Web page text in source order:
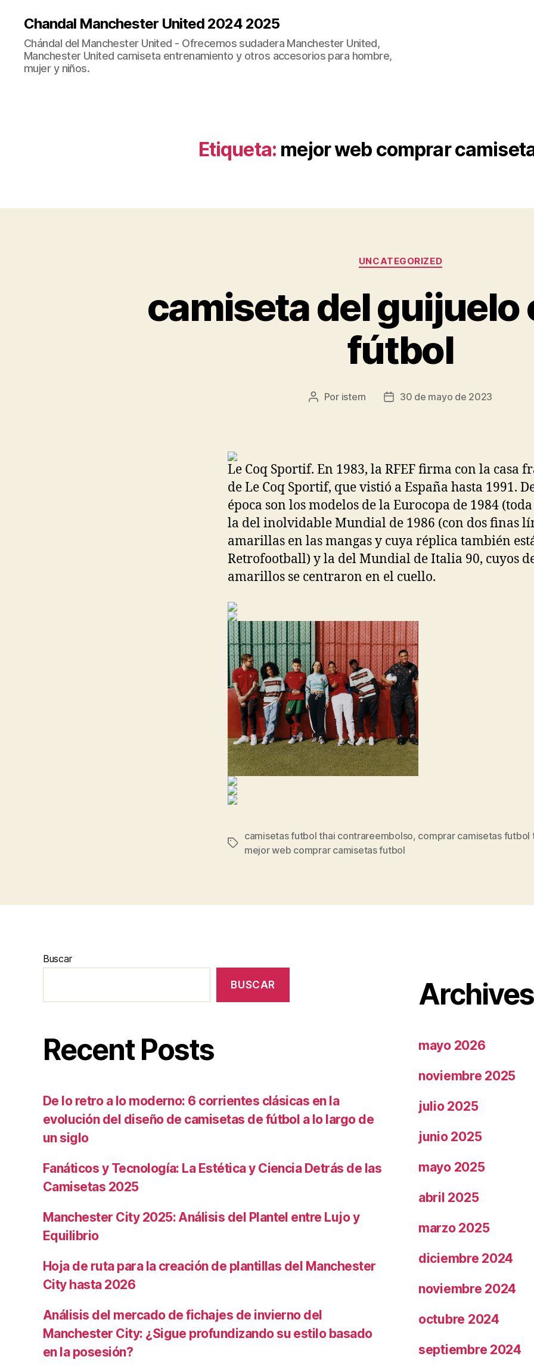
Chandal Manchester United 2024 2025
Chándal del Manchester United - Ofrecemos sudadera Manchester United,
Manchester United camiseta entrenamiento y otros accesorios para hombre,
mujer y niños.
Etiqueta: mejor web comprar
Categorías
UNCATEGORIZED
camiseta del guijuelo
fútbol
Autor
Por istern
Fecha30 de mayo de 2023
Le Coq Sportif. En 1983, la RFEF firma con la casa
de Le Coq Sportif, que vistió a España hasta 1991.
época son los modelos de la Eurocopa de 1984
la del inolvidable Mundial de 1986 (con dos finas
amarillas en las mangas y cuya réplica también
Retrofootball) y la del Mundial de Italia 90, cuyos
amarillos se centraron en el cuello.
Etiquetas
camisetas futbol thai contrareembolso, comprar camisetas futbol
mejor web comprar camisetas futbol
Buscar
BUSCAR
Recent Posts
De lo retro a lo moderno: 6 corrientes clásicas en la
evolución del diseño de camisetas de fútbol a lo largo de
un siglo
Fanáticos y Tecnología: La Estética y Ciencia Detrás de las
Camisetas 2025
Manchester City 2025: Análisis del Plantel entre Lujo y
Equilibrio
Hoja de ruta para la creación de plantillas del Manchester
City hasta 2026
Análisis del mercado de fichajes de invierno del
Manchester City: ¿Sigue profundizando su estilo basado
en la posesión?
Archives
mayo 2026
noviembre 2025
julio 2025
junio 2025
mayo 2025
abril 2025
marzo 2025
diciembre 2024
noviembre 2024
octubre 2024
septiembre 2024